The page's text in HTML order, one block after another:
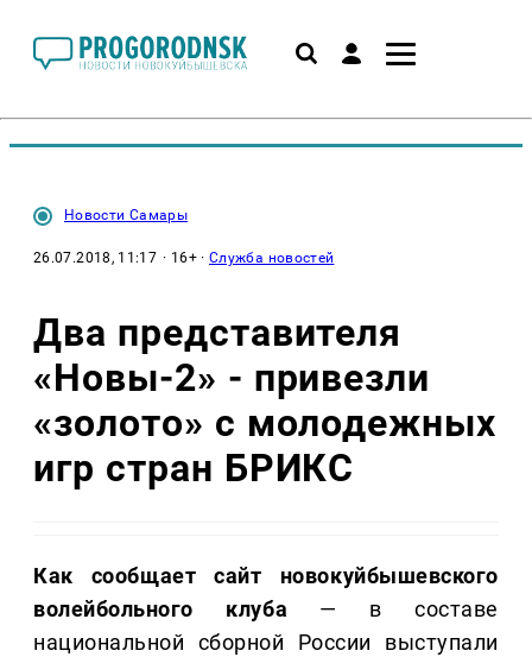
Новости Самары
26.07.2018, 11:17 · 16+ ·Служба новостей
Два представителя
«Новы-2» - привезли
«золото» с молодежных
игр стран БРИКС
Как сообщает сайт новокуйбышевского
волейбольного клуба — в составе
национальной сборной России выступали